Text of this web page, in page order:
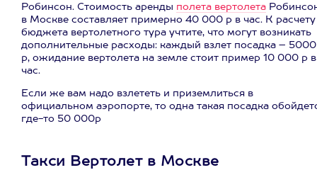
Робинсон. Стоимость аренды полета вертолета
в Москве составляет примерно 40 000 р в час. К расчету
бюджета вертолетного тура учтите, что могут возникать
дополнительные расходы: каждый взлет посадка – 5000
р, ожидание вертолета на земле стоит пример 10 000 р в
час.
Если же вам надо взлететь и приземлиться в
официальном аэропорте, то одна такая посадка
где-то 50 000р
Такси Вертолет в Москве